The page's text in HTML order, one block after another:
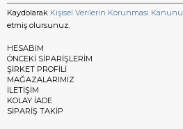
Kaydolarak Kişisel Verilerin Korunması Kanunu
etmiş olursunuz.
HESABIM
ÖNCEKİ SİPARİŞLERİM
ŞİRKET PROFİLİ
MAĞAZALARIMIZ
İLETİŞİM
KOLAY İADE
SİPARİŞ TAKİP